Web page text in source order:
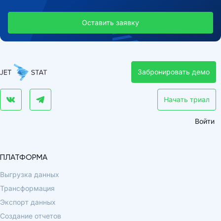
Оставить заявку
Забронировать демо
Начать триал
Войти
ПЛАТФОРМА
Выгрузка данных
Трансформация
Экспорт данных
Создание отчетов